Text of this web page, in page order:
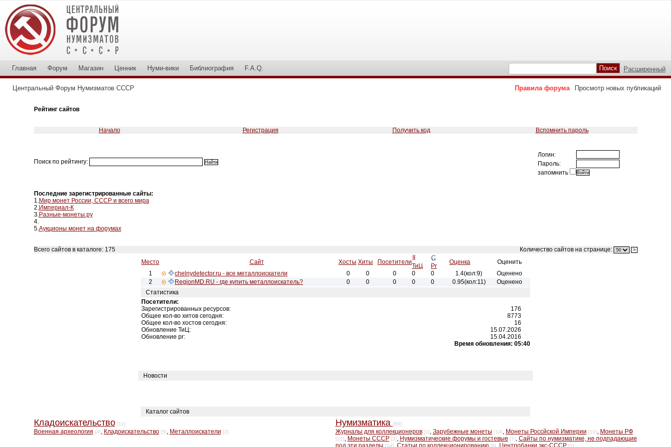
Расширенный
Главная Форум Магазин Ценник Нуми-вики Библиография F.A.Q.
Центральный Форум Нумизматов СССР Правила форума Просмотр новых публикаций
Рейтинг сайтов
Начало Регистрация Получить код Вспомнить пароль
Поиск по рейтингу:
Логин:
Пароль:
запомнить
Последние зарегистрированные сайты:
1.Мир монет России, СССР и всего мира
2.Империал-К
3.Разные-монеты.ру
4.
5.Аукционы монет на форумах
Всего сайтов в каталоге: 175
Количество сайтов на странице:
Место
Сайт Хосты Хиты Посетители
ТиЦ Pr
Оценка
Оценить
1
chelnydetector.ru - все металлоискатели 0 0 0 0 0 1.4(кол:9)
Оценено
2
RegionMD.RU - где купить металлоискатель? 0 0 0 0 0 0.95(кол:11)
Оценено
Статистика
Посетители:
Зарегистрированных ресурсов:
Общее кол-во хитов сегодня:
Общее кол-во хостов сегодня:
Обновление ТиЦ:
Обновление pr:
176
8773
16
15.07.2026
15.04.2016
Время обновления: 05:40
Новости
Каталог сайтов
Кладоискательство [11]
Военная археология [4], Кладоискательство [5], Металлоискатели [2]
Нумизматика [89]
Журналы для коллекционеров [1], Зарубежные монеты [14], Монеты Россйской Империи [10], Монеты РФ
[21], Монеты СССР [3], Нумизматические форумы и гостевые [7], Сайты по нумизматике, не подпадающие
под эти разделы [24] Статьи по коллекционированию [8] Центробанки экс-СССР [1]